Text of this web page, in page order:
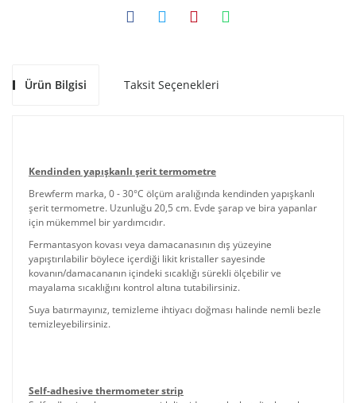
Ürün Bilgisi Taksit Seçenekleri
Kendinden yapışkanlı şerit termometre
Brewferm marka, 0 - 30°C ölçüm aralığında kendinden yapışkanlı
şerit termometre. Uzunluğu 20,5 cm. Evde şarap ve bira yapanlar
için mükemmel bir yardımcıdır.
Fermantasyon kovası veya damacanasının dış yüzeyine
yapıştırılabilir böylece içerdiği likit kristaller sayesinde
kovanın/damacananın içindeki sıcaklığı sürekli ölçebilir ve
mayalama sıcaklığını kontrol altına tutabilirsiniz.
Suya batırmayınız, temizleme ihtiyacı doğması halinde nemli bezle
temizleyebilirsiniz.
Self-adhesive thermometer strip